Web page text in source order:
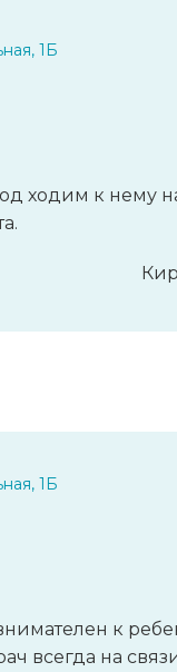
1Б
ходим к нему
1Б
к
всегда на